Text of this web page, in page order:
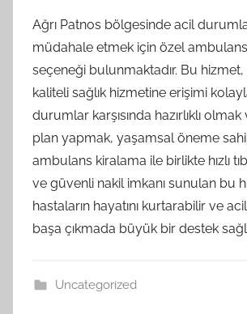
Ağrı Patnos bölgesinde acil
müdahale etmek için özel
seçeneği bulunmaktadır. Bu hizmet,
kaliteli sağlık hizmetine erişimi
durumlar karşısında hazırlıklı
plan yapmak, yaşamsal öneme
ambulans kiralama ile birlikte hızlı
ve güvenli nakil imkanı sunulan bu
hastaların hayatını kurtarabilir ve
başa çıkmada büyük bir destek
Uncategorized